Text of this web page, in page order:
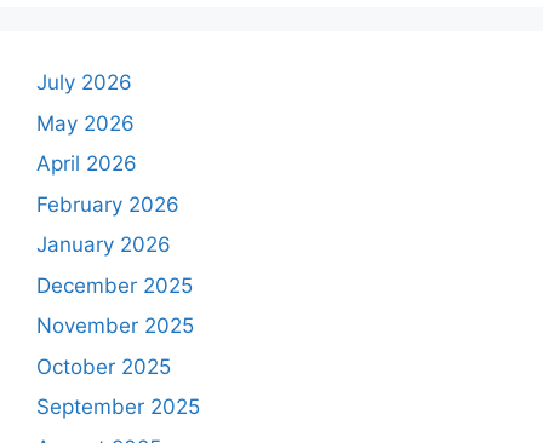
July 2026
May 2026
April 2026
February 2026
January 2026
December 2025
November 2025
October 2025
September 2025